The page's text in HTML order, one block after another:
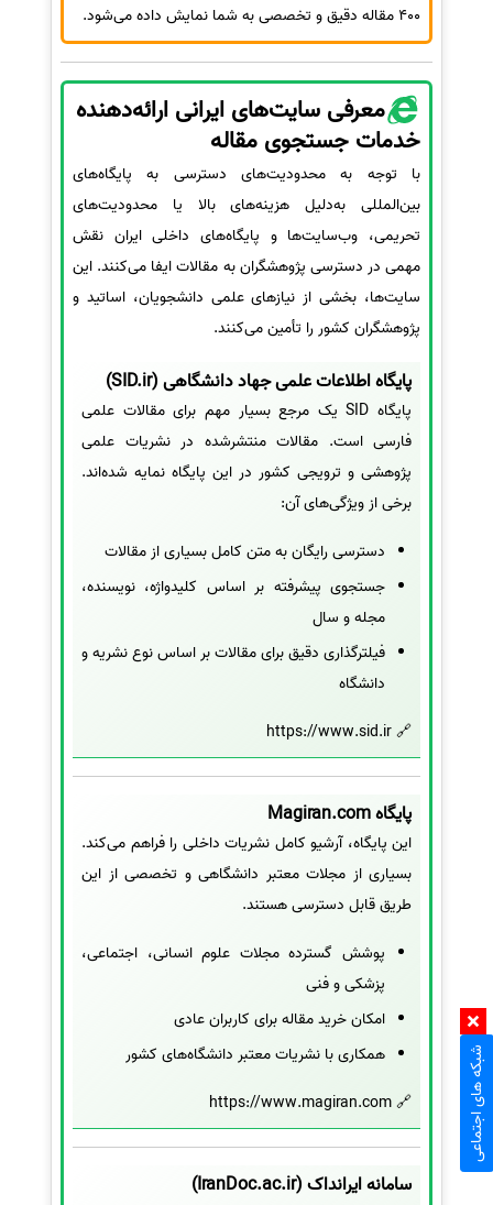
400 مقاله دقیق و تخصصی به شما نمایش داده می‌شود.
معرفی سایت‌های ایرانی ارائه‌دهنده
خدمات جستجوی مقاله
با توجه به محدودیت‌های دسترسی به پایگاه‌های
بین‌المللی به‌دلیل هزینه‌های بالا یا محدودیت‌های
تحریمی، وب‌سایت‌ها و پایگاه‌های داخلی ایران نقش
مهمی در دسترسی پژوهشگران به مقالات ایفا می‌کنند. این
سایت‌ها، بخشی از نیازهای علمی دانشجویان، اساتید و
پژوهشگران کشور را تأمین می‌کنند.
پایگاه اطلاعات علمی جهاد دانشگاهی (SID.ir)
پایگاه SID یک مرجع بسیار مهم برای مقالات علمی
فارسی است. مقالات منتشرشده در نشریات علمی
پژوهشی و ترویجی کشور در این پایگاه نمایه شده‌اند.
برخی از ویژگی‌های آن:
دسترسی رایگان به متن کامل بسیاری از مقالات
جستجوی پیشرفته بر اساس کلیدواژه، نویسنده،
مجله و سال
فیلترگذاری دقیق برای مقالات بر اساس نوع نشریه و
دانشگاه
🔗 https://www.sid.ir
پایگاه Magiran.com
این پایگاه، آرشیو کامل نشریات داخلی را فراهم می‌کند.
بسیاری از مجلات معتبر دانشگاهی و تخصصی از این
طریق قابل دسترسی هستند.
پوشش گسترده مجلات علوم انسانی، اجتماعی،
پزشکی و فنی
امکان خرید مقاله برای کاربران عادی
همکاری با نشریات معتبر دانشگاه‌های کشور
🔗 https://www.magiran.com
سامانه ایرانداک (IranDoc.ac.ir)
شبکه های اجتماعی